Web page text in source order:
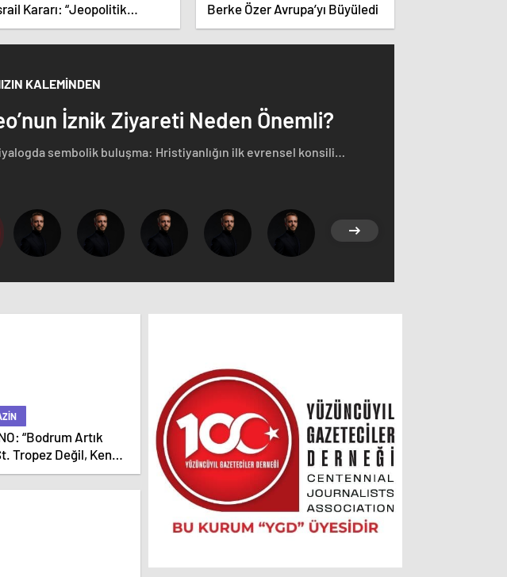
Kararı: “Jeopolitik
Çözemeyiz”
Berke Özer Avrupa’yı Büyüledi
KALEMİNDEN
İznik Ziyareti Neden Önemli?
sembolik buluşma: Hristiyanlığın ilk evrensel konsili
“Bodrum Artık
Tropez Değil, Kendi
Bir Referans”